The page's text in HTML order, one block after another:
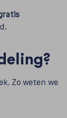
Zo weten we